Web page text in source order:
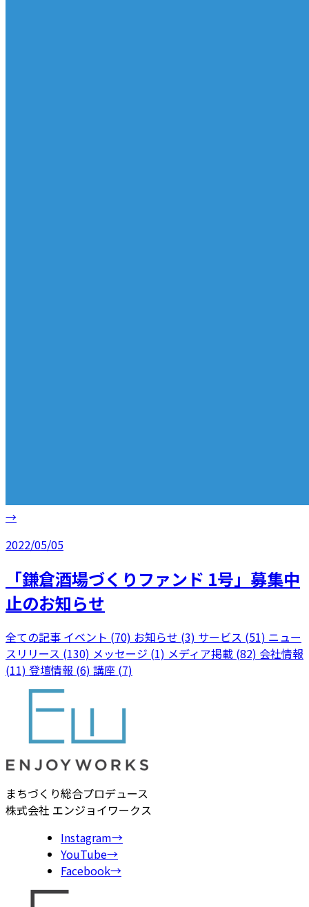
→
2022/05/05
「鎌倉酒場づくりファンド 1号」募集中
止のお知らせ
全ての記事 イベント (70) お知らせ (3) サービス (51) ニュー
スリリース (130) メッセージ (1) メディア掲載 (82) 会社情報
(11) 登壇情報 (6) 講座 (7)
まちづくり総合プロデュース
株式会社 エンジョイワークス
Instagram→
YouTube→
Facebook→